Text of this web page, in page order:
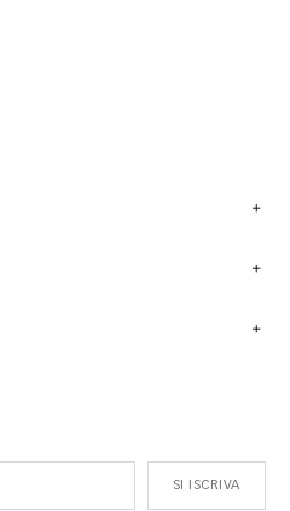
SI ISCRIVA